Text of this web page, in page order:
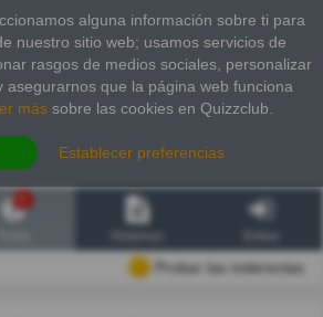
alguna información sobre ti para
nuestro sitio web; usamos servicios de
rasgos de medios sociales, personalizar
asegurarnos que la página web funciona
más sobre las cookies en Quizzclub.
Establecer preferencias
Probar las inderectas